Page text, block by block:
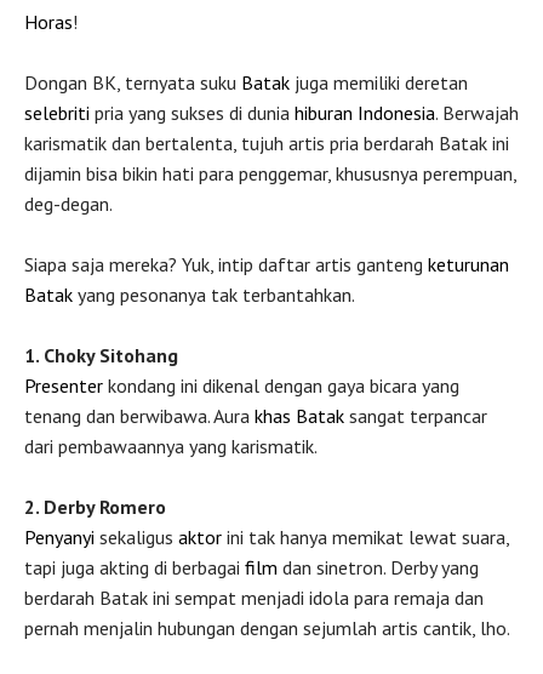
Horas!
Dongan BK, ternyata suku Batak juga memiliki deretan
selebriti pria yang sukses di dunia hiburan Indonesia. Berwajah
karismatik dan bertalenta, tujuh artis pria berdarah Batak ini
dijamin bisa bikin hati para penggemar, khususnya perempuan,
deg-degan.
Siapa saja mereka? Yuk, intip daftar artis ganteng keturunan
Batak yang pesonanya tak terbantahkan.
1. Choky Sitohang
Presenter kondang ini dikenal dengan gaya bicara yang
tenang dan berwibawa. Aura khas Batak sangat terpancar
dari pembawaannya yang karismatik.
2. Derby Romero
Penyanyi sekaligus aktor ini tak hanya memikat lewat suara,
tapi juga akting di berbagai film dan sinetron. Derby yang
berdarah Batak ini sempat menjadi idola para remaja dan
pernah menjalin hubungan dengan sejumlah artis cantik, lho.